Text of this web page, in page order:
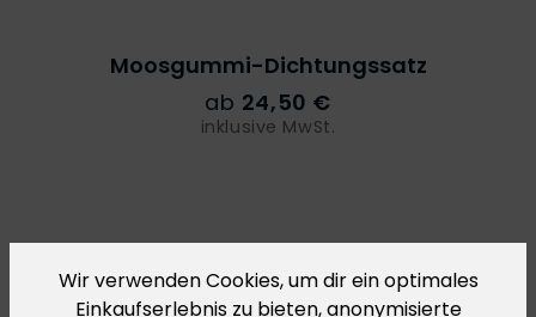
Moosgummi-Dichtungssatz
ab 24,50 €
inklusive MwSt.
Im Rahmen der Verordnung über die Produktsicherheit
Wir verwenden Cookies, um dir ein optimales
Einkaufserlebnis zu bieten, anonymisierte